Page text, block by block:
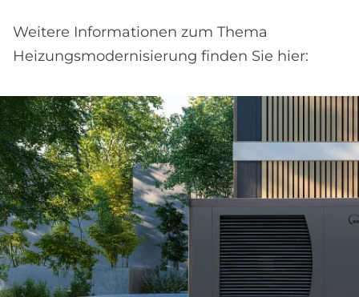
Weitere Informationen zum Thema
Heizungsmodernisierung finden Sie hier: